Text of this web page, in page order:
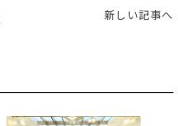
新しい記事へ